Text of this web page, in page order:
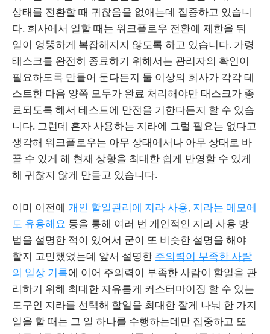
상태를 전환할 때 귀찮음을 없애는데 집중하고 있습니
다. 회사에서 일할 때는 워크플로우 전환에 제한을 둬
일이 엉뚱하게 복잡해지지 않도록 하고 있습니다. 가령
태스크를 완전히 종료하기 위해서는 관리자의 확인이
필요하도록 만들어 둔다든지 둘 이상의 회사가 각각 테
스트한 다음 양쪽 모두가 완료 처리해야만 태스크가 종
료되도록 해서 테스트에 만전을 기한다든지 할 수 있습
니다. 그런데 혼자 사용하는 지라에 그럴 필요는 없다고
생각해 워크플로우는 아무 상태에서나 아무 상태로 바
꿀 수 있게 해 현재 상황을 최대한 쉽게 반영할 수 있게
해 귀찮지 않게 만들고 있습니다.
이미 이전에 개인 할일관리에 지라 사용, 지라는 메모에
도 유용해요 등을 통해 여러 번 개인적인 지라 사용 방
법을 설명한 적이 있어서 굳이 또 비슷한 설명을 해야
할지 고민했었는데 앞서 설명한 주의력이 부족한 사람
의 일상 기록에 이어 주의력이 부족한 사람이 할일을 관
리하기 위해 최대한 자유롭게 커스터마이징 할 수 있는
도구인 지라를 선택해 할일을 최대한 잘게 나눠 한 가지
일을 할 때는 그 일 하나를 수행하는데만 집중하고 또